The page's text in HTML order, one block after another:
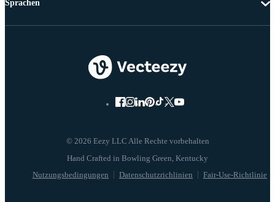
© 2026 Eezy LLC Alle Rechte vorbehalten
Nutzungsbedingungen Datenschutzrichlinien Fair-Use-Richtlinie
Sprachen